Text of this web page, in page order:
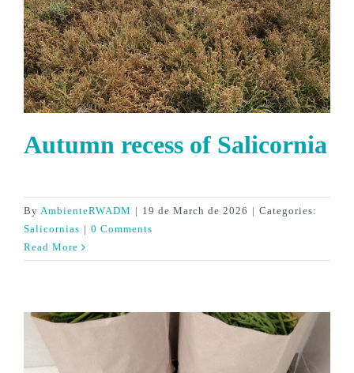
Autumn recess of Salicornia
By AmbienteRWADM | 19 de March de 2026 | Categories:
Salicornias | 0 Comments
Read More